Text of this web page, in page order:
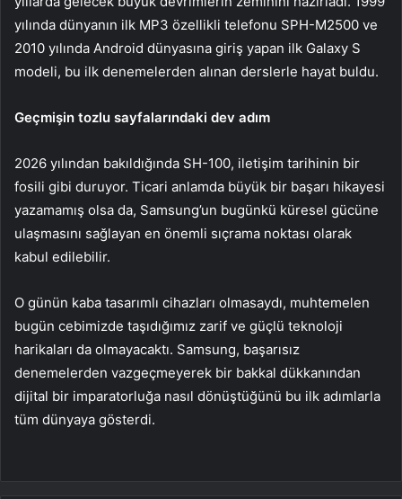
yılında dünyanın ilk MP3 özellikli telefonu SPH-M2500 ve
2010 yılında Android dünyasına giriş yapan ilk Galaxy S
modeli, bu ilk denemelerden alınan derslerle hayat buldu.
Geçmişin tozlu sayfalarındaki dev adım
2026 yılından bakıldığında SH-100, iletişim tarihinin bir
fosili gibi duruyor. Ticari anlamda büyük bir başarı hikayesi
yazamamış olsa da, Samsung’un bugünkü küresel gücüne
ulaşmasını sağlayan en önemli sıçrama noktası olarak
kabul edilebilir.
O günün kaba tasarımlı cihazları olmasaydı, muhtemelen
bugün cebimizde taşıdığımız zarif ve güçlü teknoloji
harikaları da olmayacaktı. Samsung, başarısız
denemelerden vazgeçmeyerek bir bakkal dükkanından
dijital bir imparatorluğa nasıl dönüştüğünü bu ilk adımlarla
tüm dünyaya gösterdi.